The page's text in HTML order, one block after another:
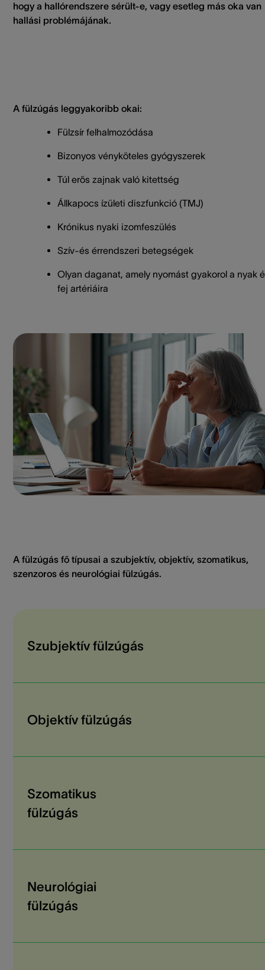
hogy a hallórendszere sérült-e, vagy esetleg más oka van
hallási problémájának.
A fülzúgás leggyakoribb okai:
Fülzsír felhalmozódása
Bizonyos vényköteles gyógyszerek
Túl erős zajnak való kitettség
Állkapocs ízületi diszfunkció (TMJ)
Krónikus nyaki izomfeszülés
Szív-és érrendszeri betegségek
Olyan daganat, amely nyomást gyakorol a nyak
fej artériáira
A fülzúgás fő típusai a szubjektív, objektív, szomatikus,
szenzoros és neurológiai fülzúgás.
Szubjektív fülzúgás
Objektív fülzúgás
Szomatikus
fülzúgás
Neurológiai
fülzúgás